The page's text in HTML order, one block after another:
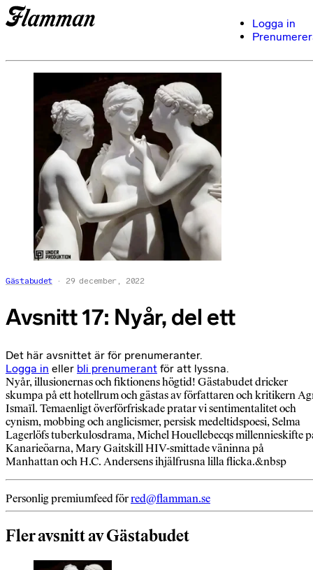
Logga in
Gästabudet 29 december, 2022
Avsnitt 17: Nyår, del ett
Det här avsnittet är för prenumeranter.
Logga in eller bli prenumerant för att lyssna.
Nyår, illusionernas och fiktionens högtid! Gästabudet dricker
skumpa på ett hotellrum och gästas av författaren och kritikern
Ismaïl. Temaenligt överförfriskade pratar vi sentimentalitet och
cynism, mobbing och anglicismer, persisk medeltidspoesi, Selma
Lagerlöfs tuberkulosdrama, Michel Houellebecqs millennieskifte
Kanarieöarna, Mary Gaitskill HIV-smittade väninna på
Manhattan och H.C. Andersens ihjälfrusna lilla flicka.&nbsp
Personlig premiumfeed förred@flamman.se
Fler avsnitt av Gästabudet